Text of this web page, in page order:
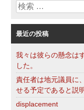
ー
検
最近の投稿
我々は彼らの懸念は
した。
責任者は地元議員に
せる予定であると説
displacement